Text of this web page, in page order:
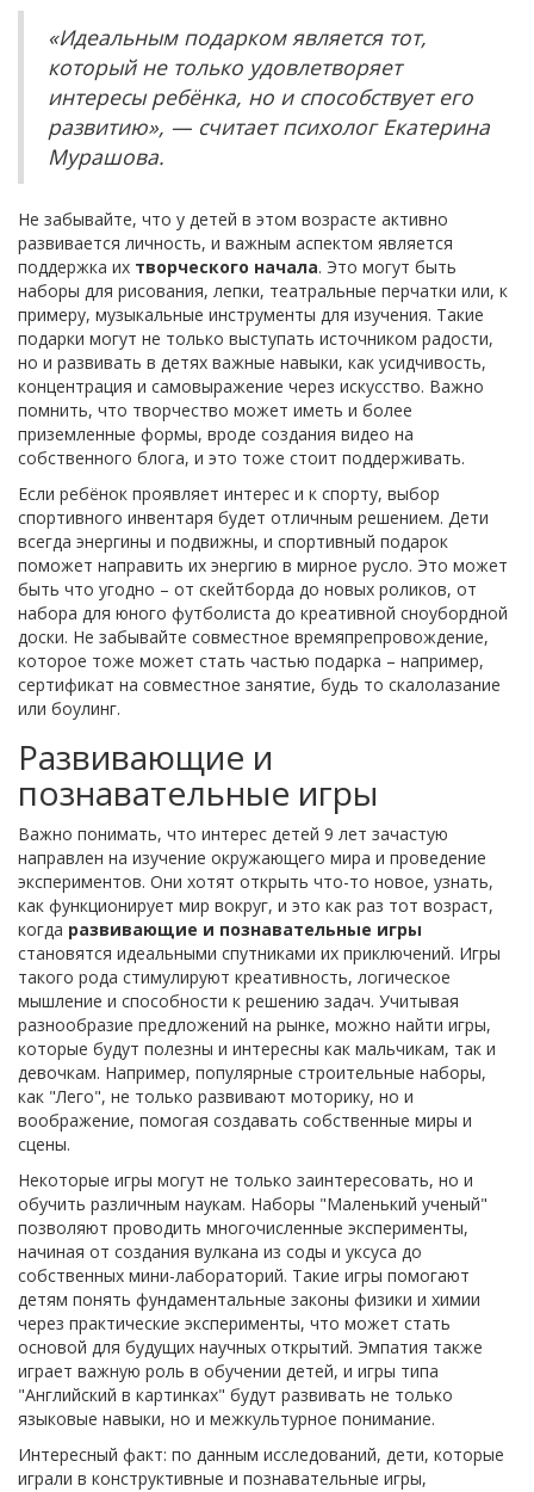
«Идеальным подарком является тот,
который не только удовлетворяет
интересы ребёнка, но и способствует его
развитию», — считает психолог Екатерина
Мурашова.
Не забывайте, что у детей в этом возрасте активно
развивается личность, и важным аспектом является
поддержка их творческого начала. Это могут быть
наборы для рисования, лепки, театральные перчатки или, к
примеру, музыкальные инструменты для изучения. Такие
подарки могут не только выступать источником радости,
но и развивать в детях важные навыки, как усидчивость,
концентрация и самовыражение через искусство. Важно
помнить, что творчество может иметь и более
приземленные формы, вроде создания видео на
собственного блога, и это тоже стоит поддерживать.
Если ребёнок проявляет интерес и к спорту, выбор
спортивного инвентаря будет отличным решением. Дети
всегда энергины и подвижны, и спортивный подарок
поможет направить их энергию в мирное русло. Это может
быть что угодно – от скейтборда до новых роликов, от
набора для юного футболиста до креативной сноубордной
доски. Не забывайте совместное времяпрепровождение,
которое тоже может стать частью подарка – например,
сертификат на совместное занятие, будь то скалолазание
или боулинг.
Развивающие и
познавательные игры
Важно понимать, что интерес детей 9 лет зачастую
направлен на изучение окружающего мира и проведение
экспериментов. Они хотят открыть что-то новое, узнать,
как функционирует мир вокруг, и это как раз тот возраст,
когда развивающие и познавательные игры
становятся идеальными спутниками их приключений. Игры
такого рода стимулируют креативность, логическое
мышление и способности к решению задач. Учитывая
разнообразие предложений на рынке, можно найти игры,
которые будут полезны и интересны как мальчикам, так и
девочкам. Например, популярные строительные наборы,
как "Лего", не только развивают моторику, но и
воображение, помогая создавать собственные миры и
сцены.
Некоторые игры могут не только заинтересовать, но и
обучить различным наукам. Наборы "Маленький ученый"
позволяют проводить многочисленные эксперименты,
начиная от создания вулкана из соды и уксуса до
собственных мини-лабораторий. Такие игры помогают
детям понять фундаментальные законы физики и химии
через практические эксперименты, что может стать
основой для будущих научных открытий. Эмпатия также
играет важную роль в обучении детей, и игры типа
"Английский в картинках" будут развивать не только
языковые навыки, но и межкультурное понимание.
Интересный факт: по данным исследований, дети, которые
играли в конструктивные и познавательные игры,